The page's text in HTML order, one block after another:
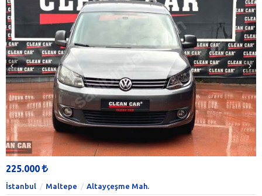
225.000
İstanbul Maltepe Altayçeşme Mah.